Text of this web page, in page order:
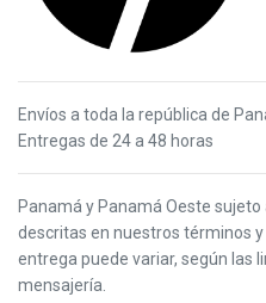
Envíos a toda la república de
Entregas de 24 a 48 horas
Panamá y Panamá Oeste sujeto
descritas en nuestros términos y
entrega puede variar, según las
mensajería.